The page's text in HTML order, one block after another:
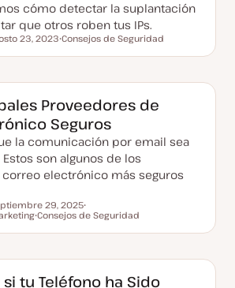
cómo detectar la suplantación
que otros roben tus IPs.
23, 2023
e
a
Consejos de Seguridad
Proveedores de
Seguros
la comunicación por email sea
son algunos de los
electrónico más seguros
29, 2025
T
m
e
a
Consejos de Seguridad
tu Teléfono ha Sido